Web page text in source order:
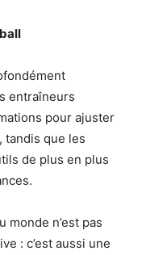
entraîneurs
pour ajuster
tandis que les
de plus en plus
monde n’est pas
: c’est aussi une